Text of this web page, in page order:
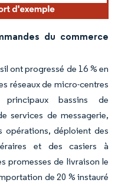
du commerce
ont progressé de 16 % en
réseaux de micro-centres
bassins de
services de messagerie,
opérations, déploient des
et des casiers à
promesses de livraison le
de 20 % instauré